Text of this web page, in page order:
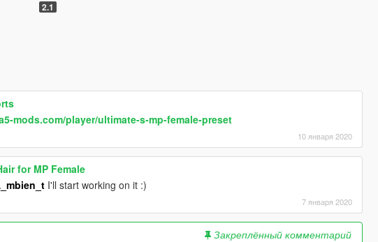
2.1
mods.com/player/ultimate-s-mp-female-preset
10 января 2020
for MP Female
I'll start working on it :)
7 января 2020
Закреплённый комментарий